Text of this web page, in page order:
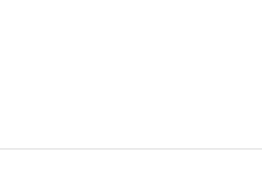
2DK611EL694.10